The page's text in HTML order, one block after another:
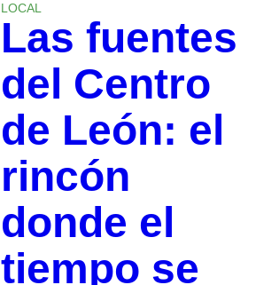
LOCAL
Las fuentes
del Centro
de León: el
rincón
donde el
tiempo se